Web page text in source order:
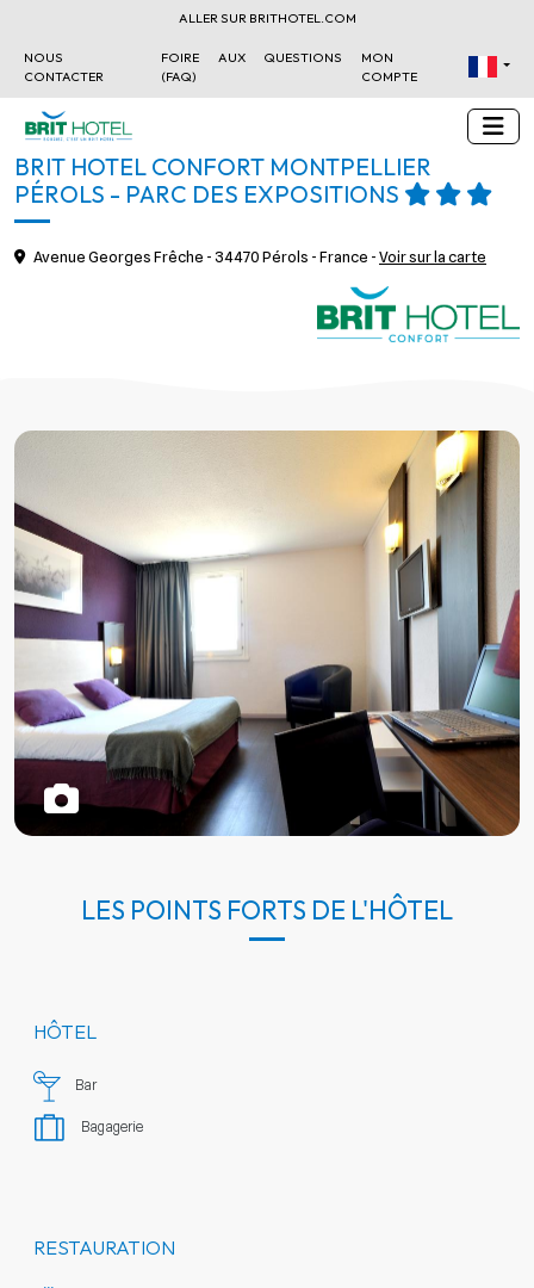
ALLER SUR BRITHOTEL.COM
NOUS
CONTACTER
FOIRE AUX QUESTIONS
(FAQ)
MON
COMPTE
BRIT HOTEL CONFORT MONTPELLIER
PÉROLS - PARC DES EXPOSITIONS
Avenue Georges Frêche - 34470 Pérols - France - Voir sur la carte
LES POINTS FORTS DE L'HÔTEL
HÔTEL
Bar
Bagagerie
RESTAURATION